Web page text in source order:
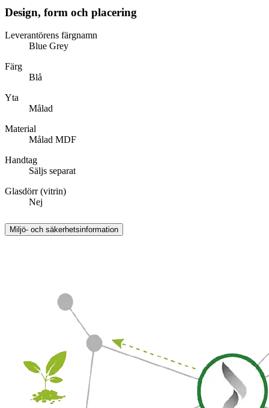
Design, form och placering
Leverantörens färgnamn
Blue Grey
Färg
Blå
Yta
Målad
Material
Målad MDF
Handtag
Säljs separat
Glasdörr (vitrin)
Nej
Miljö- och säkerhetsinformation